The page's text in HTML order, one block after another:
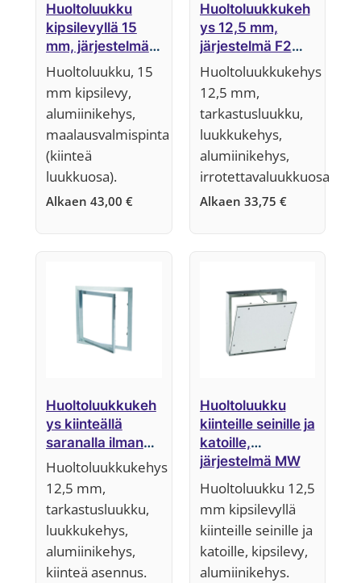
Huoltoluukku
kipsilevyllä 15
mm, järjestelmä
F1 (kiinteä
luukkuosa)
Huoltoluukku, 15
mm kipsilevy,
alumiinikehys,
maalausvalmispinta
(kiinteä
luukkuosa).
Alkaen 43,00 €
Huoltoluukkukeh
ys 12,5 mm,
järjestelmä F2
(irrotettava
Huoltoluukkukehys
12,5 mm,
tarkastusluukku,
luukkukehys,
alumiinikehys,
irrotettavaluukkuosa
Alkaen 33,75 €
Huoltoluukkukeh
ys kiinteällä
saranalla ilman
kipsilevyä,
Huoltoluukkukehys
12,5 mm,
tarkastusluukku,
luukkukehys,
alumiinikehys,
kiinteä asennus.
Huoltoluukku
kiinteille seinille ja
katoille,
järjestelmä MW
Huoltoluukku 12,5
mm kipsilevyllä
kiinteille seinille ja
katoille, kipsilevy,
alumiinikehys.